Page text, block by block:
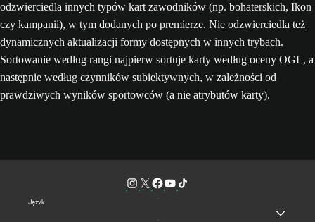
odzwierciedla innych typów kart zawodników (np. bohaterskich, Ikon
czy kampanii), w tym dodanych po premierze. Nie odzwierciedla też
dynamicznych aktualizacji formy dostępnych w innych trybach.
Sortowanie według rangi najpierw sortuje karty według oceny OGL, a
następnie według czynników subiektywnych, w zależności od
prawdziwych wyników sportowców (a nie atrybutów karty).
Język